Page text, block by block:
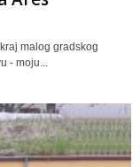
malog gradskog
- moju...